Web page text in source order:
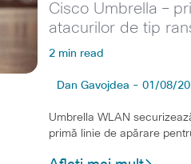
Cisco Umbrella –
atacurilor de tip
2 min read
Dan Gavojdea - 01/08/
Umbrella WLAN
primă linie de apărare